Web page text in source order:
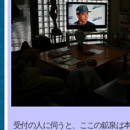
受付の人に伺うと、ここの鉱泉は